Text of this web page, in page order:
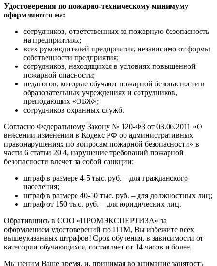
Удостоверения по пожарно-техническому минимуму
оформляются на:
сотрудников, ответственных за пожарную безопасность
на предприятиях;
всех руководителей предприятия, независимо от формы
собственности предприятия;
сотрудников, находящихся в условиях повышенной
пожарной опасности;
педагогов, которые обучают пожарной безопасности в
образовательных учреждениях и сотрудников,
преподающих «ОБЖ»;
сотрудников охранных служб.
Согласно Федеральному Закону № 120-ФЗ от 03.06.2011 «О
внесении изменений в Кодекс РФ об административных
правонарушениях по вопросам пожарной безопасности» в
части 6 статьи 20.4, нарушение требований пожарной
безопасности влечет за собой санкции:
штраф в размере 4-5 тыс. руб. – для гражданского
населения;
штраф в размере 40-50 тыс. руб. – для должностных лиц;
штраф от 150 тыс. руб. – для юридических лиц.
Обратившись в ООО «ПРОМЭКСПЕРТИЗА» за
оформлением удостоверений по ПТМ, Вы избежите всех
вышеуказанных штрафов! Срок обучения, в зависимости от
категории обучающихся, составляет от 14 часов и более.
Мы ценим Ваше время, и, принимая во внимание занятость